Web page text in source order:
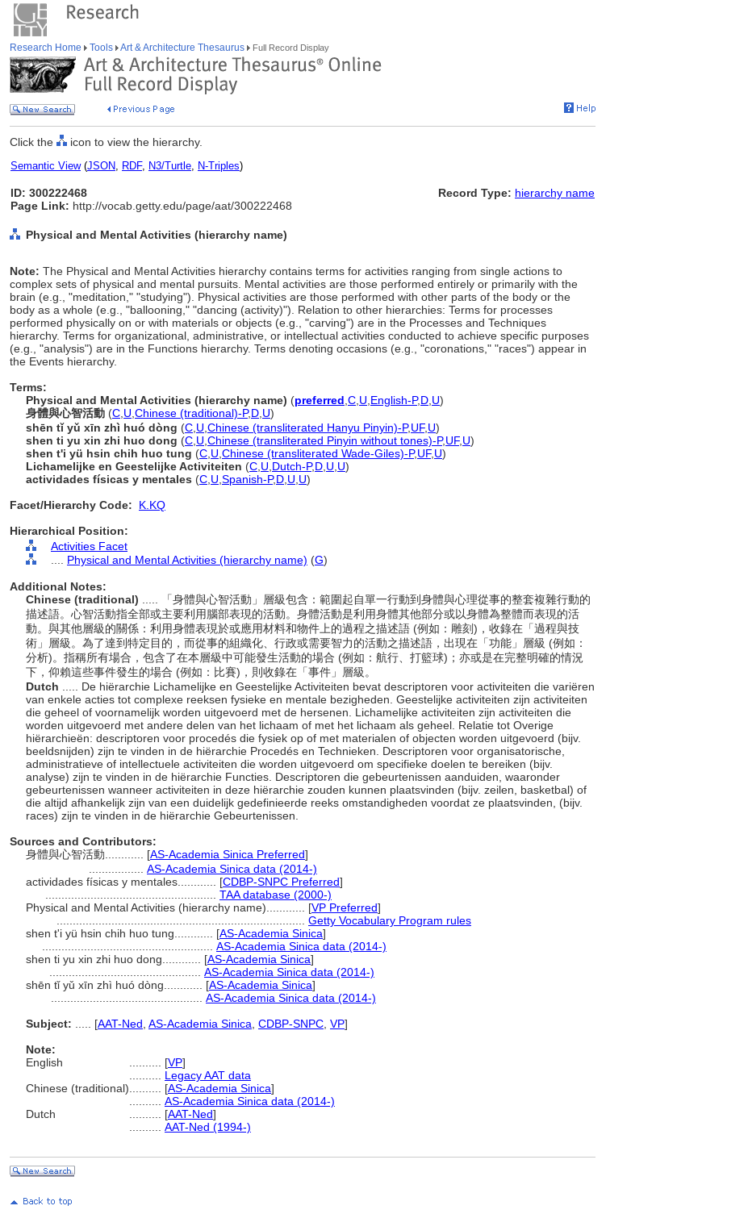
Research Home Tools Art & Architecture Thesaurus Full Record Display
Click the icon to view the hierarchy.
Semantic View(JSON, RDF, N3/Turtle, N-Triples)
ID: 300222468
Page Link: http://vocab.getty.edu/page/aat/300222468
Record Type: hierarchy name
Physical and Mental Activities (hierarchy name)
Note: The Physical and Mental Activities hierarchy contains terms for activities ranging from single actions to
complex sets of physical and mental pursuits. Mental activities are those performed entirely or primarily with the
brain (e.g., "meditation," "studying"). Physical activities are those performed with other parts of the body or the
body as a whole (e.g., "ballooning," "dancing (activity)"). Relation to other hierarchies: Terms for processes
performed physically on or with materials or objects (e.g., "carving") are in the Processes and Techniques
hierarchy. Terms for organizational, administrative, or intellectual activities conducted to achieve specific purposes
(e.g., "analysis") are in the Functions hierarchy. Terms denoting occasions (e.g., "coronations," "races") appear in
the Events hierarchy.
Terms:
Physical and Mental Activities (hierarchy name) (preferred C U English-P,D U)
身體與心智活動 (C U Chinese (traditional)-P,D U)
shēn tǐ yǔ xīn zhì huó dòng (C U Chinese (transliterated Hanyu Pinyin)-P,UF, U)
shen ti yu xin zhi huo dong (C U Chinese (transliterated Pinyin without tones)-P,UF, U)
shen t'i yü hsin chih huo tung (C U Chinese (transliterated Wade-Giles)-P,UF, U)
Lichamelijke en Geestelijke Activiteiten (C U Dutch-P,D U U)
actividades físicas y mentales (C U Spanish-P,D U U)
Facet/Hierarchy Code:
K.KQ
Hierarchical Position:
Activities Facet
Physical and Mental Activities (hierarchy name) (G)
Additional Notes:
Chinese (traditional)
..... 「身體與心智活動」層級包含：範圍起自單一行動到身體與心理從事的整套複雜行動的
描述語。心智活動指全部或主要利用腦部表現的活動。身體活動是利用身體其他部分或以身體為整體而表現的活
動。與其他層級的關係：利用身體表現於或應用材料和物件上的過程之描述語 (例如：雕刻)，收錄在「過程與技
術」層級。為了達到特定目的，而從事的組織化、行政或需要智力的活動之描述語，出現在「功能」層級 (例如：
分析)。指稱所有場合，包含了在本層級中可能發生活動的場合 (例如：航行、打籃球)；亦或是在完整明確的情況
下，仰賴這些事件發生的場合 (例如：比賽)，則收錄在「事件」層級。
Dutch
..... De hiërarchie Lichamelijke en Geestelijke Activiteiten bevat descriptoren voor activiteiten die variëren
van enkele acties tot complexe reeksen fysieke en mentale bezigheden. Geestelijke activiteiten zijn activiteiten
die geheel of voornamelijk worden uitgevoerd met de hersenen. Lichamelijke activiteiten zijn activiteiten die
worden uitgevoerd met andere delen van het lichaam of met het lichaam als geheel. Relatie tot Overige
hiërarchieën: descriptoren voor procedés die fysiek op of met materialen of objecten worden uitgevoerd (bijv.
beeldsnijden) zijn te vinden in de hiërarchie Procedés en Technieken. Descriptoren voor organisatorische,
administratieve of intellectuele activiteiten die worden uitgevoerd om specifieke doelen te bereiken (bijv.
analyse) zijn te vinden in de hiërarchie Functies. Descriptoren die gebeurtenissen aanduiden, waaronder
gebeurtenissen wanneer activiteiten in deze hiërarchie zouden kunnen plaatsvinden (bijv. zeilen, basketbal) of
die altijd afhankelijk zijn van een duidelijk gedefinieerde reeks omstandigheden voordat ze plaatsvinden, (bijv.
races) zijn te vinden in de hiërarchie Gebeurtenissen.
Sources and Contributors:
身體與心智活動............ [AS-Academia Sinica Preferred]
AS-Academia Sinica data (2014-)
actividades físicas y mentales............ [CDBP-SNPC Preferred]
TAA database (2000-)
Physical and Mental Activities (hierarchy name)............ [VP Preferred]
Getty Vocabulary Program rules
shen t'i yü hsin chih huo tung............ [AS-Academia Sinica]
AS-Academia Sinica data (2014-)
shen ti yu xin zhi huo dong............ [AS-Academia Sinica]
AS-Academia Sinica data (2014-)
shēn tǐ yǔ xīn zhì huó dòng............ [AS-Academia Sinica]
AS-Academia Sinica data (2014-)
Subject:
[AAT-Ned AS-Academia Sinica CDBP-SNPC VP]
Note:
English
[VP]
Legacy AAT data
Chinese (traditional)
[AS-Academia Sinica]
AS-Academia Sinica data (2014-)
Dutch
[AAT-Ned]
AAT-Ned (1994-)